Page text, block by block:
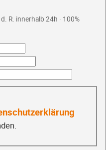
R. innerhalb 24h · 100%